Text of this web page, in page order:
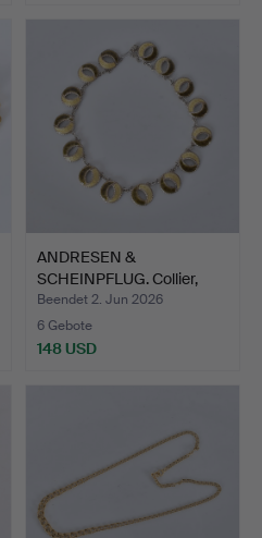
ANDRESEN &
SCHEINPFLUG. Collier,
Sterlings…
Beendet 2. Jun 2026
6 Gebote
148 USD